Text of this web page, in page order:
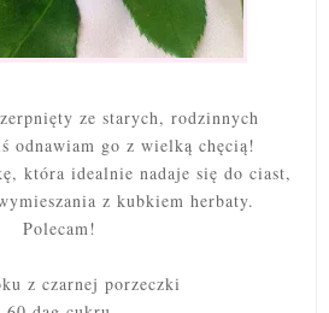
ze starych, rodzinnych
odnawiam go z wielką chęcią!
która idealnie nadaje się do ciast,
z kubkiem herbaty.
Polecam!
z czarnej porzeczki